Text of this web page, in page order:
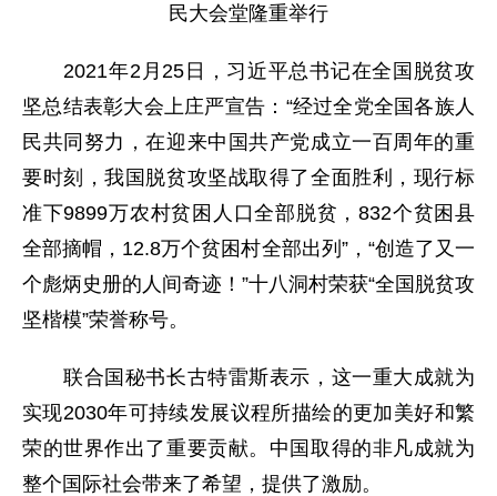
民大会堂隆重举行
2021年2月25日，习近平总书记在全国脱贫攻
坚总结表彰大会上庄严宣告：“经过全党全国各族人
民共同努力，在迎来中国共产党成立一百周年的重
要时刻，我国脱贫攻坚战取得了全面胜利，现行标
准下9899万农村贫困人口全部脱贫，832个贫困县
全部摘帽，12.8万个贫困村全部出列”，“创造了又一
个彪炳史册的人间奇迹！”十八洞村荣获“全国脱贫攻
坚楷模”荣誉称号。
联合国秘书长古特雷斯表示，这一重大成就为
实现2030年可持续发展议程所描绘的更加美好和繁
荣的世界作出了重要贡献。中国取得的非凡成就为
整个国际社会带来了希望，提供了激励。